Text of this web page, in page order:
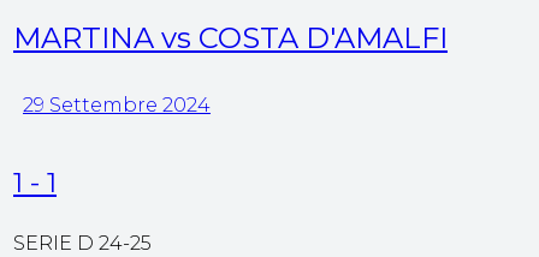
MARTINA vs COSTA D'AMALFI
29 Settembre 2024
1 - 1
SERIE D 24-25